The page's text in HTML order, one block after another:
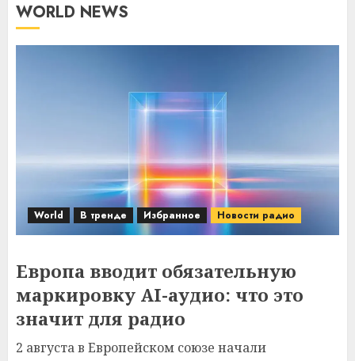
WORLD NEWS
World В тренде Избранное Новости радио
Европа вводит обязательную
маркировку AI-аудио: что это
значит для радио
2 августа в Европейском союзе начали